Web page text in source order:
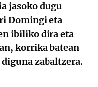
jasoko dugu
Domingi eta
ibiliko dira eta
korrika batean
zabaltzera.